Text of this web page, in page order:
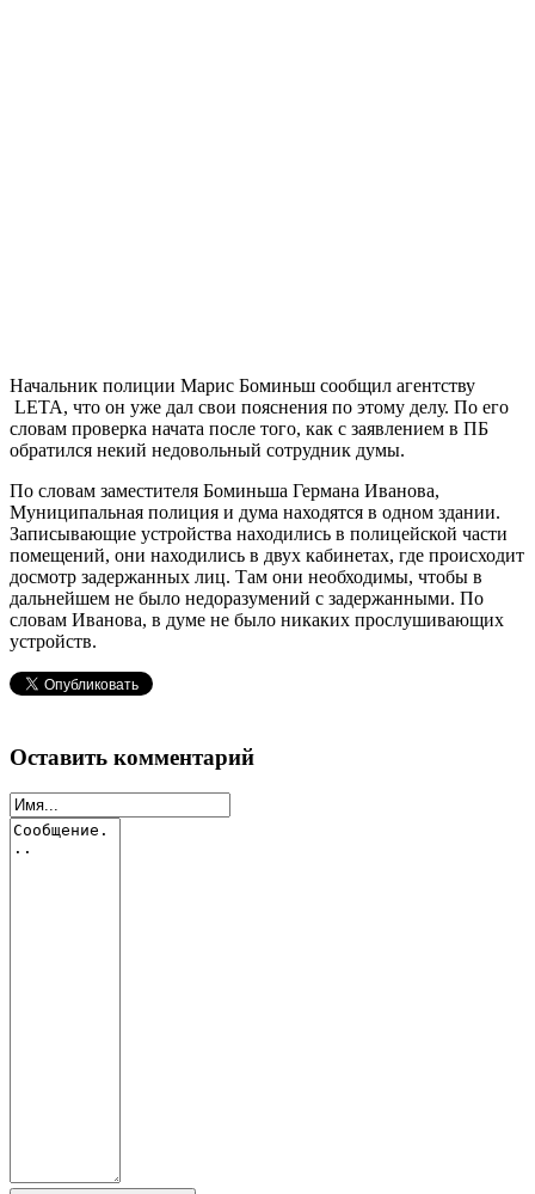
Начальник полиции Марис Боминьш сообщил агентству
LETA, что он уже дал свои пояснения по этому делу. По его
словам проверка начата после того, как с заявлением в ПБ
обратился некий недовольный сотрудник думы.
По словам заместителя Боминьша Германа Иванова,
Муниципальная полиция и дума находятся в одном здании.
Записывающие устройства находились в полицейской части
помещений, они находились в двух кабинетах, где происходит
досмотр задержанных лиц. Там они необходимы, чтобы в
дальнейшем не было недоразумений с задержанными. По
словам Иванова, в думе не было никаких прослушивающих
устройств.
Оставить комментарий